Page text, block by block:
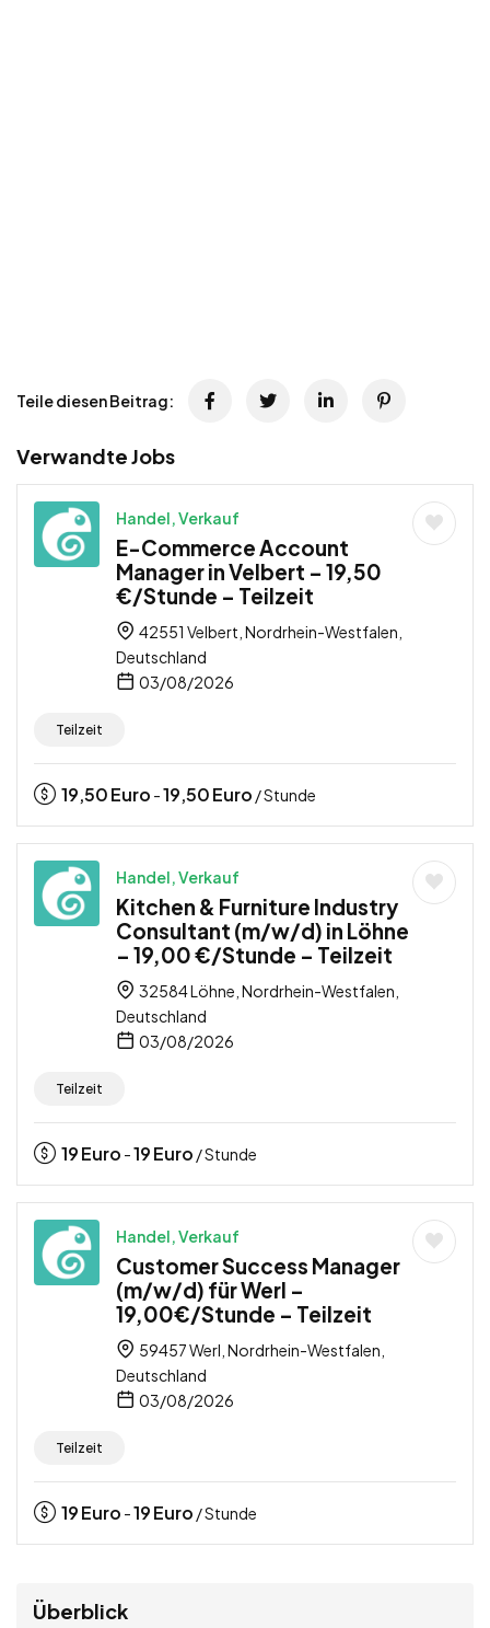
Teile diesen Beitrag:
Verwandte Jobs
Handel, Verkauf
E-Commerce Account
Manager in Velbert – 19,50
€/Stunde – Teilzeit
42551 Velbert, Nordrhein-Westfalen,
Deutschland
03/08/2026
Teilzeit
19,50Euro -19,50Euro / Stunde
Handel, Verkauf
Kitchen & Furniture Industry
Consultant (m/w/d) in Löhne
– 19,00 €/Stunde – Teilzeit
32584 Löhne, Nordrhein-Westfalen,
Deutschland
03/08/2026
Teilzeit
19Euro -19Euro / Stunde
Handel, Verkauf
Customer Success Manager
(m/w/d) für Werl –
19,00€/Stunde – Teilzeit
59457 Werl, Nordrhein-Westfalen,
Deutschland
03/08/2026
Teilzeit
19Euro -19Euro / Stunde
Überblick